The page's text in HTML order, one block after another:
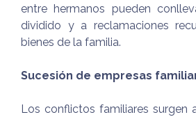
entre hermanos pueden
dividido y a reclamaciones
bienes de la familia.
Sucesión de empresas
Los conflictos familiares surgen